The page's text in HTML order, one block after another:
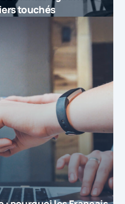
édition du
et le Big
Consulting et
Français se dit
fran&...
touchés